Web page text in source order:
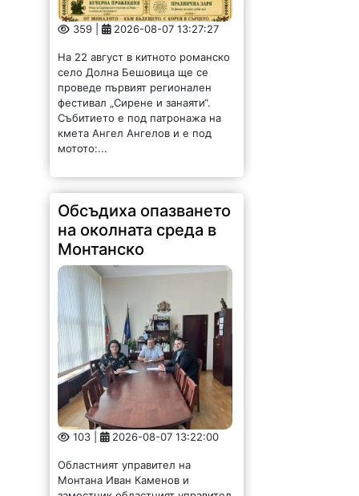
359 | 2026-08-07 13:27:27
На 22 август в китното романско
село Долна Бешовица ще се
проведе първият регионален
фестивал „Сирене и занаяти“.
Събитието е под патронажа на
кмета Ангел Ангелов и е под
мотото:...
Обсъдиха опазването
на околната среда в
Монтанско
103 | 2026-08-07 13:22:00
Областният управител на
Монтана Иван Каменов и
заместник областният управител